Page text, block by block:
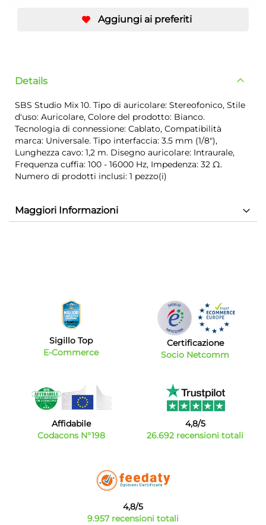
Aggiungi ai preferiti
Details
SBS Studio Mix 10. Tipo di auricolare: Stereofonico, Stile
d'uso: Auricolare, Colore del prodotto: Bianco.
Tecnologia di connessione: Cablato, Compatibilità
marca: Universale. Tipo interfaccia: 3.5 mm (1/8"),
Lunghezza cavo: 1,2 m. Disegno auricolare: Intraurale,
Frequenza cuffia: 100 - 16000 Hz, Impedenza: 32 Ω.
Numero di prodotti inclusi: 1 pezzo(i)
Maggiori Informazioni
Sigillo Top
E-Commerce
Certificazione
Socio Netcomm
Affidabile
Codacons N°198
4,8/5
26.692 recensioni totali
4,8/5
9.957 recensioni totali